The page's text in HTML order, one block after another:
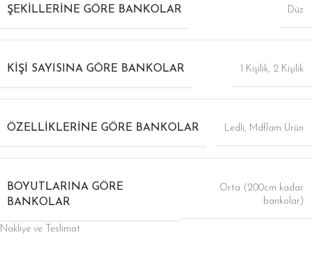
ŞEKILLERINE GÖRE BANKOLAR Düz
KIŞI SAYISINA GÖRE BANKOLAR 1 Kişilik, 2 Kişilik
ÖZELLIKLERINE GÖRE BANKOLAR Ledli, Mdflam Ürün
BOYUTLARINA GÖRE
BANKOLAR
Orta (200cm kadar
bankolar)
Nakliye ve Teslimat